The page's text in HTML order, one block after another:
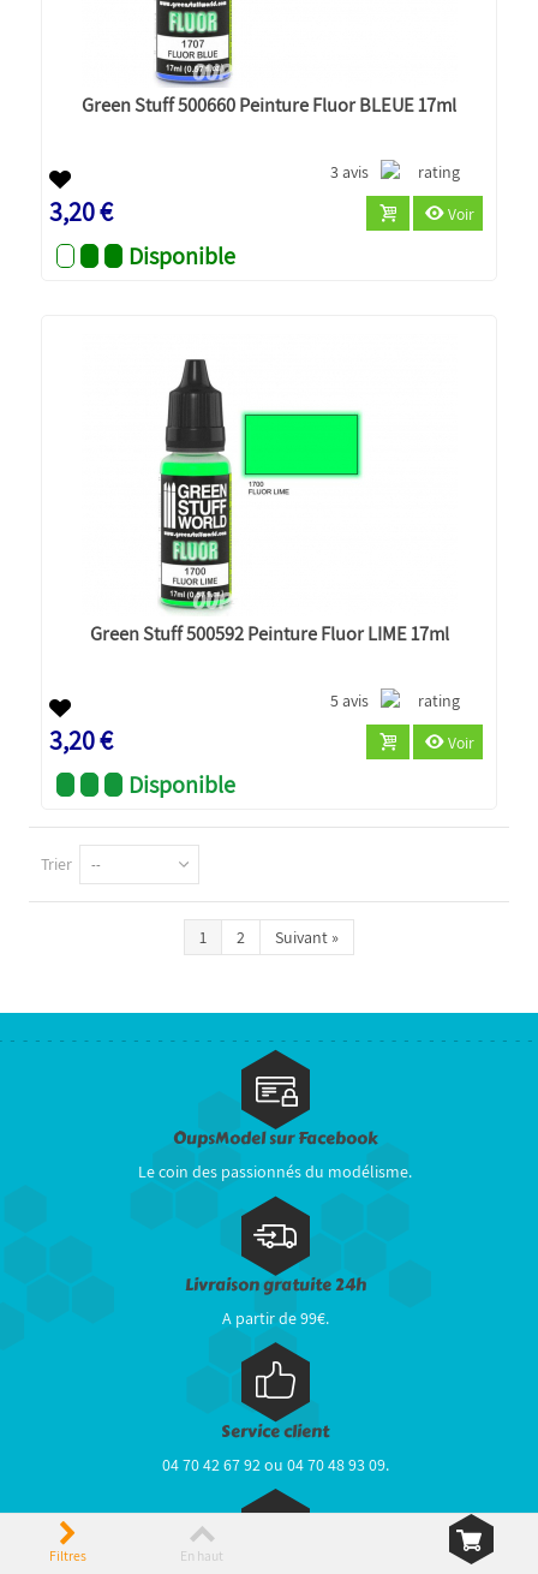
Green Stuff 500660 Peinture Fluor BLEUE 17ml
3 avis
3,20 € Voir
Disponible
Green Stuff 500592 Peinture Fluor LIME 17ml
5 avis
3,20 € Voir
Disponible
Trier --
1 2 Suivant»
OupsModel sur Facebook
Le coin des passionnés du modélisme.
Livraison gratuite 24h
A partir de 99€.
Service client
04 70 42 67 92 ou 04 70 48 93 09.
Filtres En haut